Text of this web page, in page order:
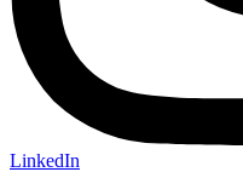
LinkedIn